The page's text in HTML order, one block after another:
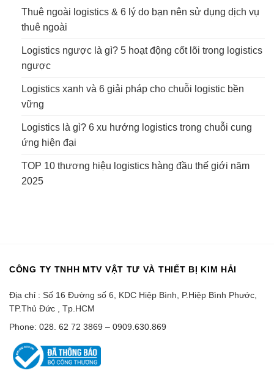
Thuê ngoài logistics & 6 lý do bạn nên sử dụng dịch vụ
thuê ngoài
Logistics ngược là gì? 5 hoạt động cốt lõi trong logistics
ngược
Logistics xanh và 6 giải pháp cho chuỗi logistic bền
vững
Logistics là gì? 6 xu hướng logistics trong chuỗi cung
ứng hiện đại
TOP 10 thương hiệu logistics hàng đầu thế giới năm
2025
CÔNG TY TNHH MTV VẬT TƯ VÀ THIẾT BỊ KIM HẢI
Địa chỉ : Số 16 Đường số 6, KDC Hiệp Bình, P.Hiệp Bình Phước,
TP.Thủ Đức , Tp.HCM
Phone: 028. 62 72 3869 – 0909.630.869